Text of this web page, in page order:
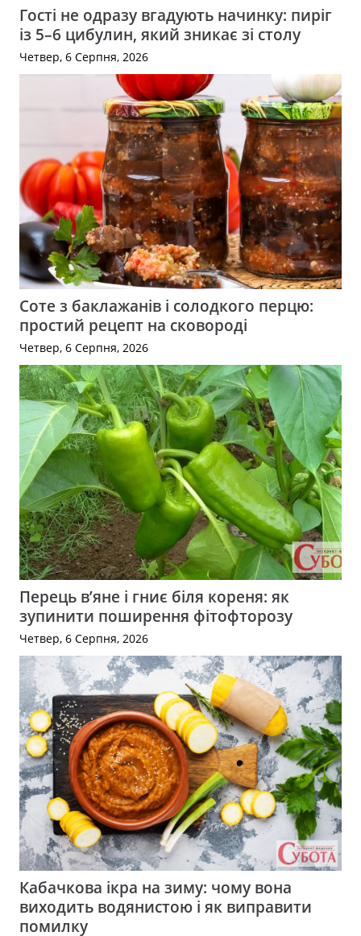
Гості не одразу вгадують начинку: пиріг
із 5–6 цибулин, який зникає зі столу
Четвер, 6 Серпня, 2026
Соте з баклажанів і солодкого перцю:
простий рецепт на сковороді
Четвер, 6 Серпня, 2026
Перець в’яне і гниє біля кореня: як
зупинити поширення фітофторозу
Четвер, 6 Серпня, 2026
Кабачкова ікра на зиму: чому вона
виходить водянистою і як виправити
помилку